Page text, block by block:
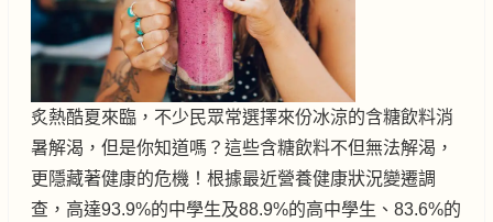
炙熱酷夏來臨，不少民眾常選擇來份冰涼的含糖飲料消
暑解渴，但是你知道嗎？這些含糖飲料不但無法解渴，
更隱藏著健康的危機！根據最近營養健康狀況變遷調
查，高達93.9%的中學生及88.9%的高中學生、83.6%的